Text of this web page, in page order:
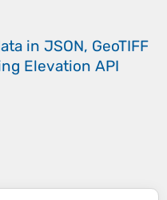
in JSON, GeoTIFF
Elevation API